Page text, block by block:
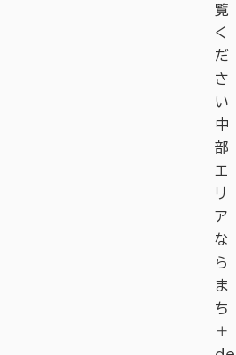
覧
く
だ
さ
い
中
部
エ
リ
ア
な
ら
ま
ち
＋